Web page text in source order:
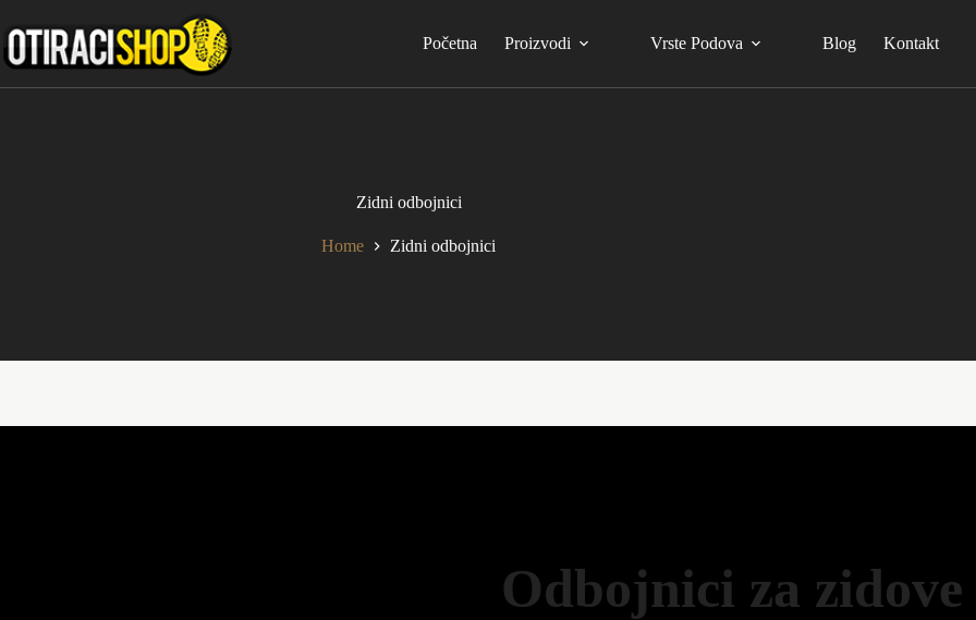
to
content
Početna Proizvodi Vrste Podova Blog Kontakt
Zidni odbojnici
Home Zidni odbojnici
Odbojnici za zidove